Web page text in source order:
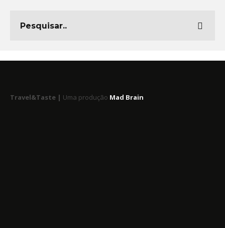
Travel&Taste | Uma produção Mad Brain